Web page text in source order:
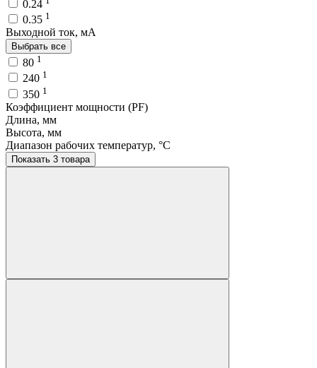
0.24
0.35 1
Выходной ток, мA
Выбрать все
80 1
240 1
350 1
Коэффициент мощности (PF)
Длина, мм
Высота, мм
Диапазон рабочих температур, °C
Показать 3 товара